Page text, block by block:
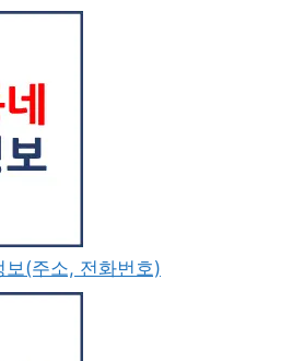
(주소, 전화번호)